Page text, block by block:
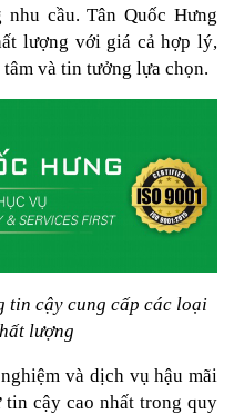
cầu. Tân Quốc Hưng
lượng với giá cả hợp lý,
và tin tưởng lựa chọn.
tin cậy cung cấp các loại
lượng
và dịch vụ hậu mãi
tin cậy cao nhất trong quy